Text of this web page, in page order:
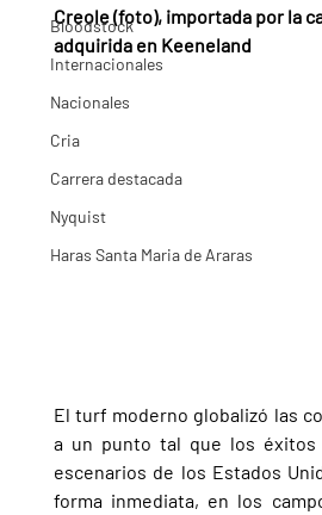
Bloodstock
Internacionales
Nacionales
Cria
Carrera destacada
Nyquist
Haras Santa Maria de Araras
Creole (foto), importada por la
adquirida en Keeneland
El turf moderno globalizó las
a un punto tal que los éxitos
escenarios de los Estados
forma inmediata, en los